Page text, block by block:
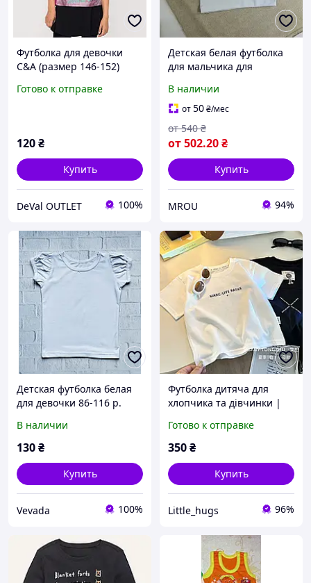
Футболка для девочки
C&A (размер 146-152)
Готово к отправке
120₴
Купить
DeVal OUTLET 100%
Детская белая футболка
для мальчика для
розница
В наличии
от50₴/мес
от502.20₴
от 540 ₴
Купить
MROU 94%
Детская футболка белая
для девочки 86-116 р.
В наличии
130₴
Купить
Vevada 100%
Футболка дитяча для
хлопчика та дівчинки |
літня біла чорна
Готово к отправке
350₴
Купить
Little_hugs 96%